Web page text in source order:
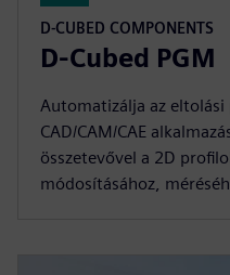
D-CUBED COMPONENTS
D-Cubed PGM
Automatizálja az
CAD/CAM/CAE
összetevővel a 2D
módosításához,